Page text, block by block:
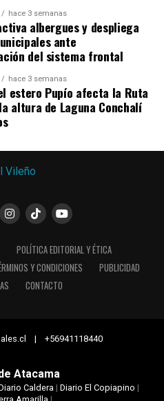
hace 3 semanas
albergues y despliega
ante
del sistema frontal
hace 3 semanas
estero Pupío afecta la Ruta
altura de Laguna Conchalí
POLÍTICA EDITORIAL Y ÉTICA
Y CONDICIONES
PUBLICIDAD
CONTACTO
| +56941118440
Atacama
Caldera | Diario El Copiapino |